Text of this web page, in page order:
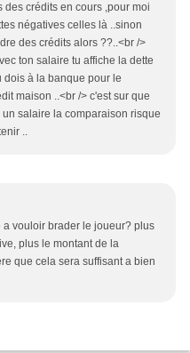
des crédits en cours ,pour moi
négatives celles là ..sinon
des crédits alors ??..<br />
ton salaire tu affiche la dette
dois à la banque pour le
maison ..<br /> c'est sur que
salaire la comparaison risque
..
a vouloir brader le joueur? plus
plus le montant de la
que cela sera suffisant a bien